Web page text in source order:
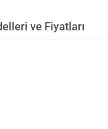
ve Fiyatları